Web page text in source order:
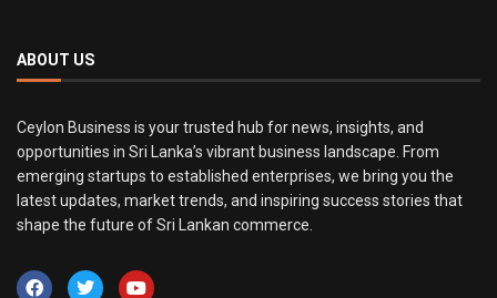
ABOUT US
Ceylon Business is your trusted hub for news, insights, and
opportunities in Sri Lanka’s vibrant business landscape. From
emerging startups to established enterprises, we bring you the
latest updates, market trends, and inspiring success stories that
shape the future of Sri Lankan commerce.